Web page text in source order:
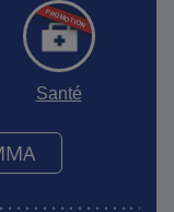
Santé